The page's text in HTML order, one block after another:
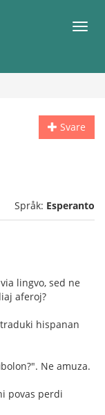
Meny
Svare
Språk: Esperanto
lingvo, sed ne
aferoj?
hispanan
Ne amuza.
povas perdi